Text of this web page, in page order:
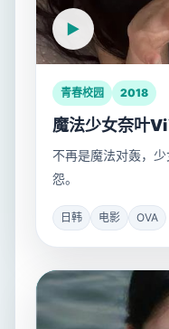
青春校园 2018
魔法少女奈叶
不再是魔法对轰，
怨。
日韩 电影 OVA